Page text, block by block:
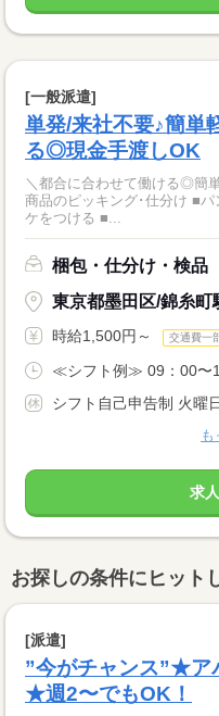
[一般派遣]
単発/来社不要♪簡単
る◎現金手渡しOK
＼都合に合わせて働ける◎簡単ピッキング
商品のピッキング･仕分け ■
ケをつける ■...
梱包・仕分け・検品
東京都墨田区/錦糸町
時給1,500円～ 交通費一
≪シフト例≫ 09：00〜
シフト自己申告制 火曜
も
求
お探しの条件にヒット
[派遣]
”今がチャンス”★ア
★週2〜でもOK！